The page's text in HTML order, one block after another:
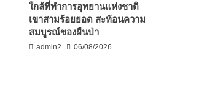
ใกล้ที่ทำการอุทยานแห่งชาติ
เขาสามร้อยยอด สะท้อนความ
สมบูรณ์ของผืนป่า
admin2 06/08/2026